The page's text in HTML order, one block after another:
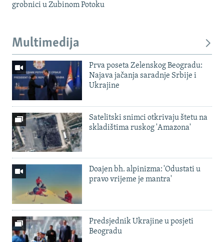
grobnici u Zubinom Potoku
Multimedija
Prva poseta Zelenskog Beogradu:
Najava jačanja saradnje Srbije i
Ukrajine
Satelitski snimci otkrivaju štetu na
skladištima ruskog 'Amazona'
Doajen bh. alpinizma: 'Odustati u
pravo vrijeme je mantra'
Predsjednik Ukrajine u posjeti
Beogradu